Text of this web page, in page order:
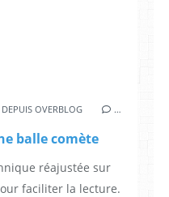
OVERBLOG …
balle comète
réajustée sur
faciliter la lecture.